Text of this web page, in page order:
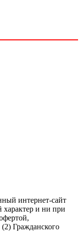
интернет-сайт
и ни при
Гражданского